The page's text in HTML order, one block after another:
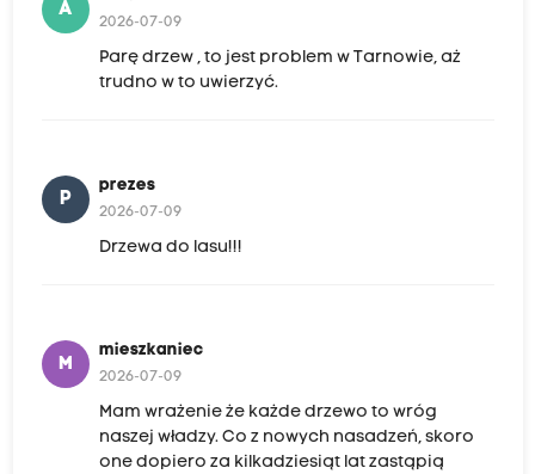
A
2026-07-09
Parę drzew , to jest problem w Tarnowie, aż
trudno w to uwierzyć.
P
prezes
2026-07-09
Drzewa do lasu!!!
M
mieszkaniec
2026-07-09
Mam wrażenie że każde drzewo to wróg
naszej władzy. Co z nowych nasadzeń, skoro
one dopiero za kilkadziesiąt lat zastąpią